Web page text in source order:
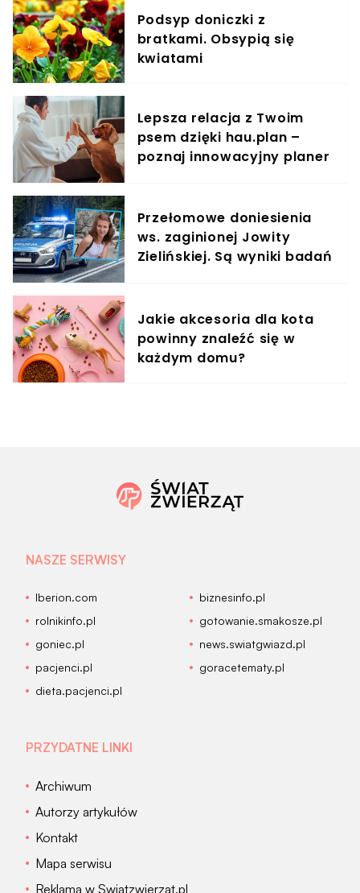
Podsyp doniczki z
bratkami. Obsypią się
kwiatami
Lepsza relacja z Twoim
psem dzięki hau.plan –
poznaj innowacyjny planer
Przełomowe doniesienia
ws. zaginionej Jowity
Zielińskiej. Są wyniki badań
Jakie akcesoria dla kota
powinny znaleźć się w
każdym domu?
NASZE SERWISY
Iberion.com
biznesinfo.pl
rolnikinfo.pl
gotowanie.smakosze.pl
goniec.pl
news.swiatgwiazd.pl
pacjenci.pl
goracetematy.pl
dieta.pacjenci.pl
PRZYDATNE LINKI
Archiwum
Autorzy artykułów
Kontakt
Mapa serwisu
Reklama w Swiatzwierzat.pl